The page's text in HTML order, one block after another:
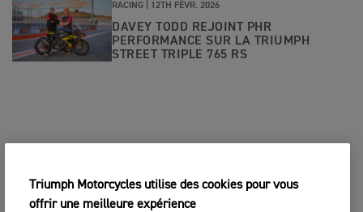
RACING | 12TH FÉVR. 2026
DAVEY TODD REJOINT PHR
PERFORMANCE SUR LA TRIUMPH
STREET TRIPLE 765 RS
Triumph Motorcycles utilise des cookies pour vous
offrir une meilleure expérience